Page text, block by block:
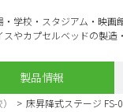
学校・スタジアム・映画館
スやカプセルベッドの製造
製品情報
> 床昇降式ステージ FS-